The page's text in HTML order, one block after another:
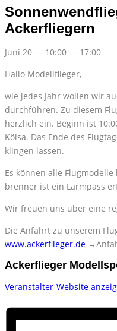
Ackerfliegern
Juni 20 — 10:00 — 17:00
Hal­lo Mo­dell­flie­ger,
wie je­des Jahr wol­len wir
durch­füh­ren. Zu die­sem
herz­lich ein. Be­ginn ist
Köl­sa. Das Ende des
klin­gen las­sen.
Es kön­nen alle
bren­ner ist ein Lärm­pass
Wir freu­en uns über eine
Die An­fahrt zu un­se­rem
www.ackerflieger.de
Ackerflieger
Ver­an­stal­ter-Web­site